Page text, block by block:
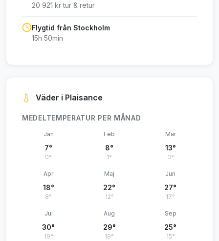
20 921 kr tur & retur
Flygtid från Stockholm
15h 50min
Väder i Plaisance
MEDELTEMPERATUR PER MÅNAD
Jan
7°
0°
Feb
8°
1°
Mar
13°
3°
Apr
18°
8°
Maj
22°
12°
Jun
27°
17°
Jul
30°
19°
Aug
29°
19°
Sep
25°
15°